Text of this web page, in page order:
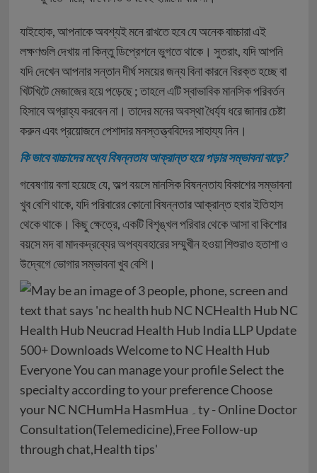
যাইহোক, আপনাকে অবশ্যই মনে রাখতে হবে যে অনেক বাচ্চারা এই
লক্ষণগুলি দেখায় না কিন্তু ডিপ্রেশনে ভুগতে থাকে। সুতরাং, যদি আপনি
যদি দেখেন আপনার সন্তান দীর্ঘ সময়ের জন্য বিনা কারনে বিরক্ত হচ্ছে বা
খিটখিটে মেজাজের হয়ে পড়েছে ; তাহলে এটি স্বাভাবিক মানসিক পরিবর্তন
হিসাবে অগ্রাহ্য করবেন না। তাদের মনের অবস্থা ধৈর্য্য ধরে জানার চেষ্টা
করুন এবং প্রয়োজনে পেশাদার মনস্তত্ত্ববিদের সাহায্য নিন।
কি ভাবে বাচ্চাদের মধ্যে বিষন্নতায আক্রান্ত হয়ে পড়ার সম্ভাবনা বাড়ে?
গবেষণায় বলা হয়েছে যে, অল্প বয়সে মানসিক বিষন্নতায বিকাশের সম্ভাবনা
খুব বেশি থাকে, যদি পরিবারের কোনো বিষন্নতার আক্রান্ত হবার ইতিহাস
থেকে থাকে। কিছু ক্ষেত্রে, একটি বিশৃঙ্খল পরিবার থেকে আসা বা কিশোর
বয়সে মদ বা মাদকদ্রব্যের অপব্যবহারের সম্মুখীন হওয়া শিশুরাও হতাশা ও
উদ্বেগে ভোগার সম্ভাবনা খুব বেশি।